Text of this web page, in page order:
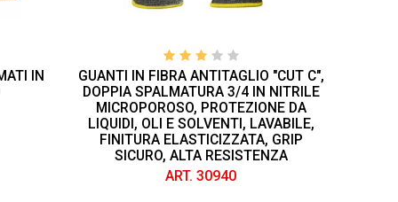
IN
GUANTI IN FIBRA ANTITAGLIO "CUT C",
DOPPIA SPALMATURA 3/4 IN NITRILE
MICROPOROSO, PROTEZIONE DA
LIQUIDI, OLI E SOLVENTI, LAVABILE,
FINITURA ELASTICIZZATA, GRIP
SICURO, ALTA RESISTENZA
ART. 30940